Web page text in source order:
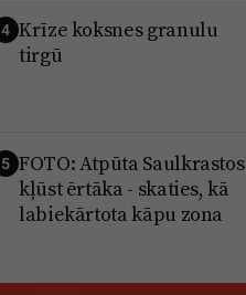
4 Krīze koksnes granulu
tirgū
5 FOTO: Atpūta Saulkrastos
kļūst ērtāka - skaties, kā
labiekārtota kāpu zona